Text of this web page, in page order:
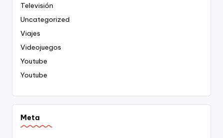
Televisión
Uncategorized
Viajes
Videojuegos
Youtube
Youtube
Meta